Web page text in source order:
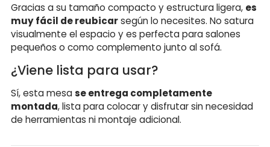
Gracias a su tamaño compacto y estructura ligera, es
muy fácil de reubicarsegún lo necesites. No satura
visualmente el espacio y es perfecta para salones
pequeños o como complemento junto al sofá.
¿Viene lista para usar?
Sí, esta mesase entrega completamente
montada, lista para colocar y disfrutar sin necesidad
de herramientas ni montaje adicional.